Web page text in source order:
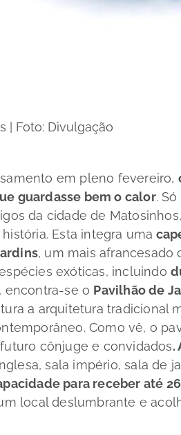
| Foto: Divulgação
em pleno fevereiro,
guardasse bem o calor.
da cidade de
Esta integra uma
, um mais afrancesado
exóticas, incluindo
encontra-se o Pavilhão de
a arquitetura tradicional
Como vê, o
cônjuge e convidados.
sala império, sala de
para receber até
local deslumbrante e